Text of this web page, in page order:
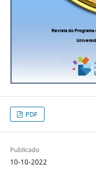
PDF
Publicado
10-10-2022